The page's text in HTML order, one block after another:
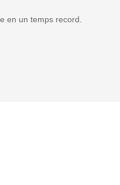
en un temps record.